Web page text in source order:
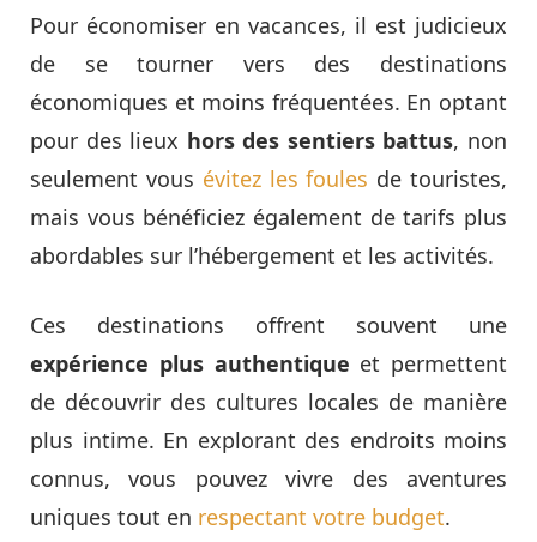
Pour économiser en vacances, il est judicieux
de se tourner vers des destinations
économiques et moins fréquentées. En optant
pour des lieux hors des sentiers battus, non
seulement vous évitez les foules de touristes,
mais vous bénéficiez également de tarifs plus
abordables sur l’hébergement et les activités.
Ces destinations offrent souvent une
expérience plus authentique et permettent
de découvrir des cultures locales de manière
plus intime. En explorant des endroits moins
connus, vous pouvez vivre des aventures
uniques tout en respectant votre budget.